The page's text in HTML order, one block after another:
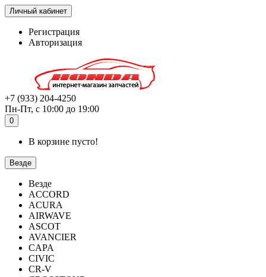
Личный кабинет
Регистрация
Авторизация
+7 (933) 204-4250
Пн-Пт, с 10:00 до 19:00
0
В корзине пусто!
Везде
Везде
ACCORD
ACURA
AIRWAVE
ASCOT
AVANCIER
CAPA
CIVIC
CR-V